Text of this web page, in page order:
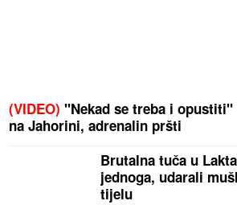
(VIDEO) "Nekad se treba i opustiti"
na Jahorini, adrenalin pršti
Brutalna tuča u
jednoga, udarali
tijelu